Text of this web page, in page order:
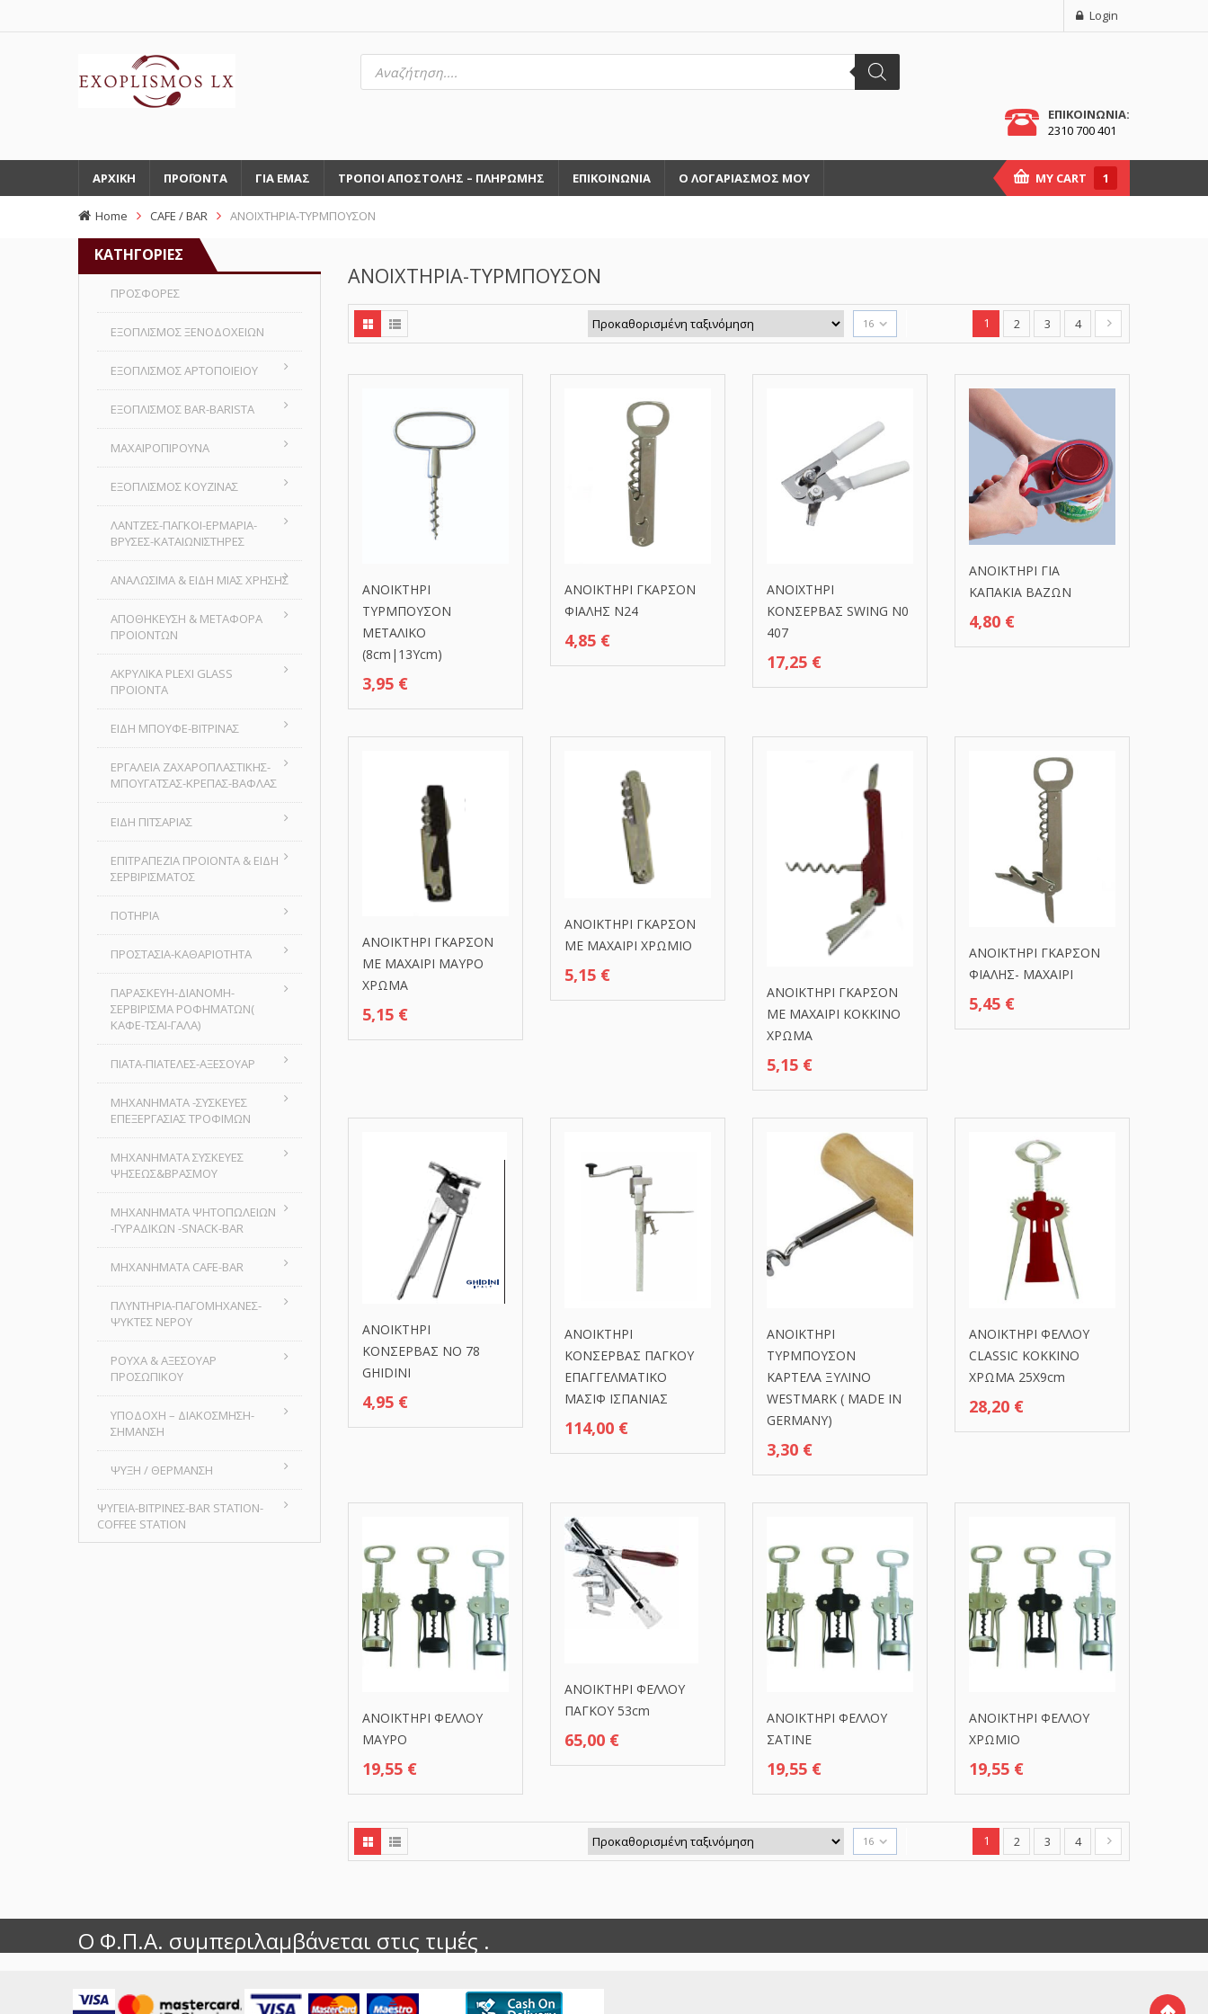
Login
Αναζήτηση
προϊόντων
ΕΠΙΚΟΙΝΩΝΙΑ:
2310 700 401
ΑΡΧΙΚΗ ΠΡΟΪΟΝΤΑ ΓΙΑ ΕΜΑΣ ΤΡΟΠΟΙ ΑΠΟΣΤΟΛΗΣ – ΠΛΗΡΩΜΗΣ ΕΠΙΚΟΙΝΩΝΙΑ Ο ΛΟΓΑΡΙΑΣΜΟΣ ΜΟΥ MY CART 1
Home CAFE / BAR ΑΝΟΙΧΤΗΡΙΑ-ΤΥΡΜΠΟΥΣΟΝ
ΚΑΤΗΓΟΡΙΕΣ
ΠΡΟΣΦΟΡΕΣ
ΕΞΟΠΛΙΣΜΟΣ ΞΕΝΟΔΟΧΕΙΩΝ
ΕΞΟΠΛΙΣΜΟΣ ΑΡΤΟΠΟΙΕΙΟΥ
ΕΞΟΠΛΙΣΜΟΣ BAR-BARISTA
ΜΑΧΑΙΡΟΠΙΡΟΥΝΑ
ΕΞΟΠΛΙΣΜΟΣ ΚΟΥΖΙΝΑΣ
ΛΑΝΤΖΕΣ-ΠΑΓΚΟΙ-ΕΡΜΑΡΙΑ-
ΒΡΥΣΕΣ-ΚΑΤΑΙΩΝΙΣΤΗΡΕΣ
ΑΝΑΛΩΣΙΜΑ & ΕΙΔΗ ΜΙΑΣ ΧΡΗΣΗΣ
ΑΠΟΘΗΚΕΥΣΗ & ΜΕΤΑΦΟΡΑ
ΠΡΟΙΟΝΤΩΝ
ΑΚΡΥΛΙΚΑ PLEXI GLASS
ΠΡΟΙΟΝΤΑ
ΕΙΔΗ ΜΠΟΥΦΕ-ΒΙΤΡΙΝΑΣ
ΕΡΓΑΛΕΙΑ ΖΑΧΑΡΟΠΛΑΣΤΙΚΗΣ-
ΜΠΟΥΓΑΤΣΑΣ-ΚΡΕΠΑΣ-ΒΑΦΛΑΣ
ΕΙΔΗ ΠΙΤΣΑΡΙΑΣ
ΕΠΙΤΡΑΠΕΖΙΑ ΠΡΟΙΟΝΤΑ & ΕΙΔΗ
ΣΕΡΒΙΡΙΣΜΑΤΟΣ
ΠΟΤΗΡΙΑ
ΠΡΟΣΤΑΣΙΑ-ΚΑΘΑΡΙΟΤΗΤΑ
ΠΑΡΑΣΚΕΥΗ-ΔΙΑΝΟΜΗ-
ΣΕΡΒΙΡΙΣΜΑ ΡΟΦΗΜΑΤΩΝ(
ΚΑΦΕ-ΤΣΑΙ-ΓΑΛΑ)
ΠΙΑΤΑ-ΠΙΑΤΕΛΕΣ-ΑΞΕΣΟΥΑΡ
ΜΗΧΑΝΗΜΑΤΑ -ΣΥΣΚΕΥΕΣ
ΕΠΕΞΕΡΓΑΣΙΑΣ ΤΡΟΦΙΜΩΝ
ΜΗΧΑΝΗΜΑΤΑ ΣΥΣΚΕΥΕΣ
ΨΗΣΕΩΣ&ΒΡΑΣΜΟΥ
MHXANHMATA ΨΗΤΟΠΩΛΕΙΩΝ
-ΓΥΡΑΔΙΚΩΝ -SNACK-BAR
ΜΗΧΑΝΗΜΑΤΑ CAFE-BAR
ΠΛΥΝΤΗΡΙΑ-ΠΑΓΟΜΗΧΑΝΕΣ-
ΨΥΚΤΕΣ ΝΕΡΟΥ
ΡΟΥΧΑ & ΑΞΕΣΟΥΑΡ
ΠΡΟΣΩΠΙΚΟΥ
ΥΠΟΔΟΧΗ – ΔΙΑΚΟΣΜΗΣΗ-
ΣΗΜΑΝΣΗ
ΨΥΞΗ / ΘΕΡΜΑΝΣΗ
ΨΥΓΕΙΑ-ΒΙΤΡΙΝΕΣ-BAR STATION-
COFFEE STATION
ΑΝΟΙΧΤΗΡΙΑ-ΤΥΡΜΠΟΥΣΟΝ
16 1 2 3 4
ANOIKTΗΡΙ
ΤΥΡΜΠΟΥΣΟΝ
ΜΕΤΑΛΙΚΟ
(8cm|13Ycm)
3,95 €
ANΟΙΚΤΗΡΙ ΓΚΑΡΣΟΝ
ΦΙΑΛΗΣ N24
4,85 €
ΑΝΟΙXΤΗΡΙ
ΚΟΝΣΕΡΒΑΣ SWING N0
407
17,25 €
ΑΝΟΙΚΤΗΡΙ ΓΙΑ
ΚΑΠΑΚΙΑ ΒΑΖΩΝ
4,80 €
ΑΝΟΙΚΤΗΡΙ ΓΚΑΡΣΟΝ
ΜΕ ΜΑΧΑΙΡΙ MAYΡΟ
ΧΡΩΜΑ
5,15 €
ΑΝΟΙΚΤΗΡΙ ΓΚΑΡΣΟΝ
ΜΕ ΜΑΧΑΙΡΙ XΡΩΜΙΟ
5,15 €
ΑΝΟΙΚΤΗΡΙ ΓΚΑΡΣΟΝ
ΜΕ ΜΑΧΑΙΡΙ ΚΟΚΚΙΝΟ
ΧΡΩΜΑ
5,15 €
ΑΝΟΙΚΤΗΡΙ ΓΚΑΡΣΟΝ
ΦΙΑΛΗΣ- ΜΑΧΑΙΡΙ
5,45 €
ΑΝΟΙΚΤΗΡΙ
ΚΟΝΣΕΡΒΑΣ ΝΟ 78
GHIDINI
4,95 €
ΑΝΟΙΚΤΗΡΙ
ΚΟΝΣΕΡΒΑΣ ΠΑΓΚΟΥ
ΕΠΑΓΓΕΛΜΑΤΙΚΟ
ΜΑΣΙΦ ΙΣΠΑΝΙΑΣ
114,00 €
ΑΝΟΙΚΤΗΡΙ
ΤΥΡΜΠΟΥΣΟΝ
ΚΑΡΤΕΛΑ ΞΥΛΙΝΟ
WESTMARK ( MADE IN
GERMANY)
3,30 €
ΑΝΟΙΚΤΗΡΙ ΦΕΛΛΟΥ
CLASSIC ΚΟΚΚΙΝΟ
ΧΡΩΜΑ 25Χ9cm
28,20 €
ΑΝΟΙΚΤΗΡΙ ΦΕΛΛΟΥ
MAYΡΟ
19,55 €
ΑΝΟΙΚΤΗΡΙ ΦΕΛΛΟΥ
ΠΑΓΚΟΥ 53cm
65,00 €
ΑΝΟΙΚΤΗΡΙ ΦΕΛΛΟΥ
ΣΑΤΙΝΕ
19,55 €
ΑΝΟΙΚΤΗΡΙ ΦΕΛΛΟΥ
ΧΡΩΜΙΟ
19,55 €
16 1 2 3 4
Ο Φ.Π.Α. συμπεριλαμβάνεται στις τιμές .